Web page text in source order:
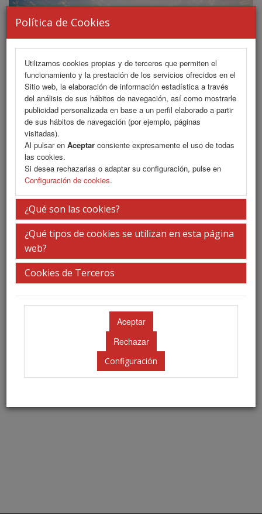
Política de Cookies
Utilizamos cookies propias y de terceros que permiten el
funcionamiento y la prestación de los servicios ofrecidos en el
Sitio web, la elaboración de información estadística a través
del análisis de sus hábitos de navegación, así como mostrarle
publicidad personalizada en base a un perfil elaborado a partir
de sus hábitos de navegación (por ejemplo, páginas
visitadas).
Al pulsar en Aceptar consiente expresamente el uso de todas
las cookies.
Si desea rechazarlas o adaptar su configuración, pulse en
Configuración de cookies.
¿Qué son las cookies?
¿Qué tipos de cookies se utilizan en esta página
web?
Cookies de Terceros
Configuración
MENU
Iniciar Sesión
Inserte su usuario y contraseña
Usuario
¿Olvidó su contraseña?